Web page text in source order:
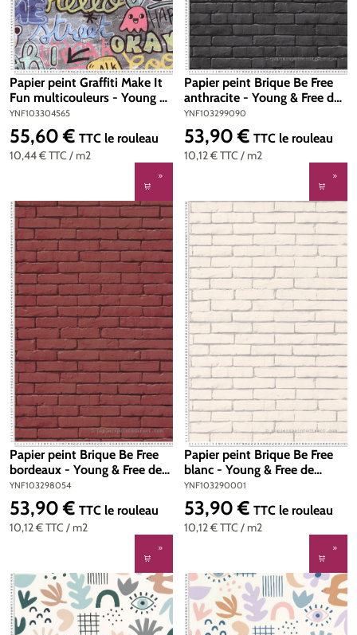
Papier peint Graffiti Make It
Fun multicouleurs - Young &
Free de Casélio | Réf.
YNF103304565
YNF103304565
10,44 €TTC / m2
Prix régulier :
55,60 € TTC le rouleau
Papier peint Brique Be Free
anthracite - Young & Free de
Casélio | Réf. YNF103299090
YNF103299090
10,12 €TTC / m2
Prix régulier :
53,90 € TTC le rouleau
Papier peint Brique Be Free
bordeaux - Young & Free de
Casélio | Réf. YNF103298054
YNF103298054
10,12 €TTC / m2
Prix régulier :
53,90 € TTC le rouleau
Papier peint Brique Be Free
blanc - Young & Free de
Casélio | Réf. YNF103290001
YNF103290001
10,12 €TTC / m2
Prix régulier :
53,90 € TTC le rouleau